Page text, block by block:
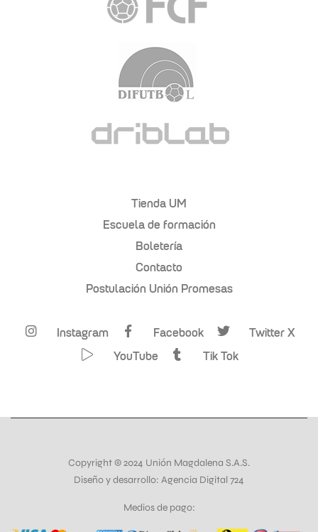
Tienda UM
Escuela de formación
Boletería
Contacto
Postulación Unión Promesas
Instagram Facebook
Twitter X
YouTube
Tik Tok
Copyright © 2024 Unión Magdalena S.A.S.
Diseño y desarrollo: Agencia Digital 724
Medios de pago: